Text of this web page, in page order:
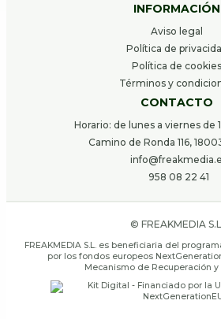
INFORMACIÓN
Aviso legal
Política de
Política de cookies
Términos y
CONTACTO
Horario: de lunes a viernes de
Camino de Ronda 116,
958 08 22 41
© FREAKMEDIA
FREAKMEDIA S.L. es beneficiaria del
por los fondos europeos
Mecanismo de Recuperación y